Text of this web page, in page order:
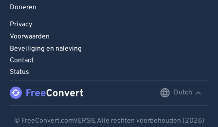
Doneren
Privacy
Voorwaarden
Beveiliging en naleving
Contact
Status
Dutch
© FreeConvert.comVERSIE Alle rechten voorbehouden (2026)